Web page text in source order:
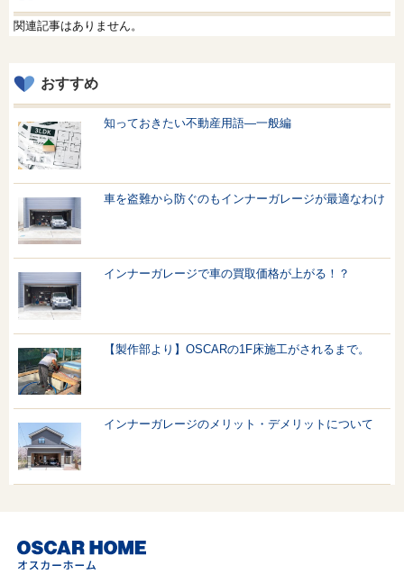
関連記事はありません。
おすすめ
知っておきたい不動産用語—一般編
車を盗難から防ぐのもインナーガレージが最適なわけ
インナーガレージで車の買取価格が上がる！？
【製作部より】OSCARの1F床施工がされるまで。
インナーガレージのメリット・デメリットについて